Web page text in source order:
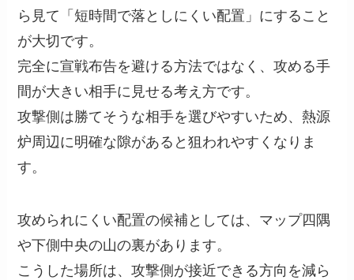
ら見て「短時間で落としにくい配置」にすること
が大切です。
完全に宣戦布告を避ける方法ではなく、攻める手
間が大きい相手に見せる考え方です。
攻撃側は勝てそうな相手を選びやすいため、熱源
炉周辺に明確な隙があると狙われやすくなりま
す。
攻められにくい配置の候補としては、マップ四隅
や下側中央の山の裏があります。
こうした場所は、攻撃側が接近できる方向を減ら